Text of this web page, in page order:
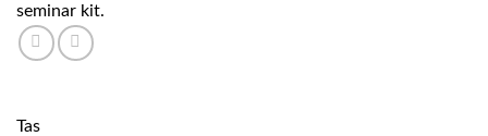
seminar kit.
Tas